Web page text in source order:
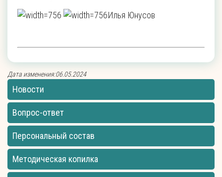
Илья Юнусов
Дата изменения:06.05.2024
Новости
Вопрос-ответ
Персональный состав
Методическая копилка